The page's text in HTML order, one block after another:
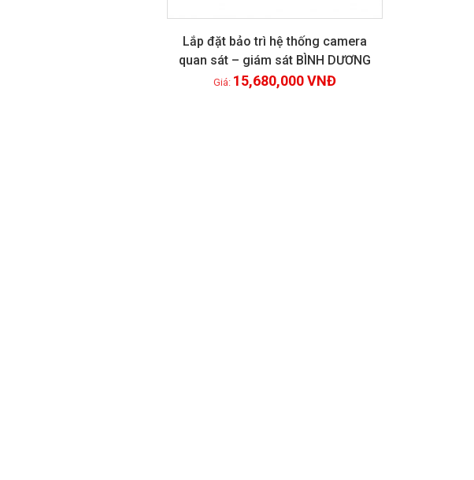
Xem chi tiết
Lắp đặt bảo trì hệ thống camera
quan sát – giám sát BÌNH DƯƠNG
15,680,000VNĐ